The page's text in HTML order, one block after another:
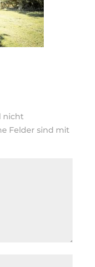
nicht
Felder sind mit